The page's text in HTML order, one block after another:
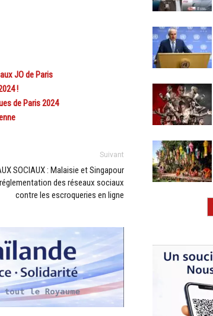
JO de Paris
!
de Paris 2024
Suivant
SOCIAUX : Malaisie et Singapour
des réseaux sociaux
contre les escroqueries en ligne